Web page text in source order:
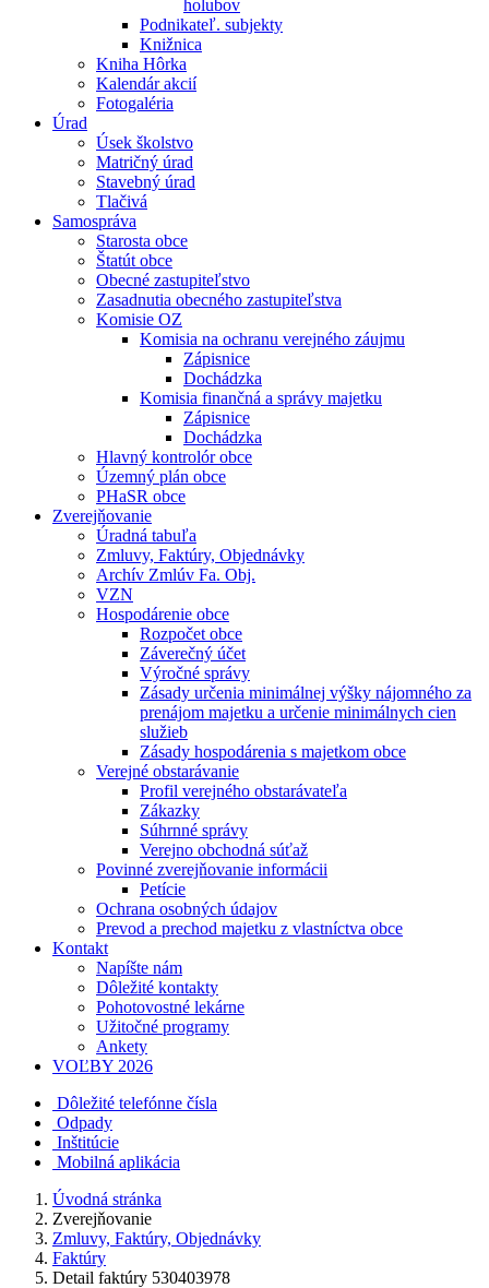
holubov
Podnikateľ. subjekty
Knižnica
Kniha Hôrka
Kalendár akcií
Fotogaléria
Úrad
Úsek školstvo
Matričný úrad
Stavebný úrad
Tlačivá
Samospráva
Starosta obce
Štatút obce
Obecné zastupiteľstvo
Zasadnutia obecného zastupiteľstva
Komisie OZ
Komisia na ochranu verejného záujmu
Zápisnice
Dochádzka
Komisia finančná a správy majetku
Zápisnice
Dochádzka
Hlavný kontrolór obce
Územný plán obce
PHaSR obce
Zverejňovanie
Úradná tabuľa
Zmluvy, Faktúry, Objednávky
Archív Zmlúv Fa. Obj.
VZN
Hospodárenie obce
Rozpočet obce
Záverečný účet
Výročné správy
Zásady určenia minimálnej výšky nájomného za
prenájom majetku a určenie minimálnych cien
služieb
Zásady hospodárenia s majetkom obce
Verejné obstarávanie
Profil verejného obstarávateľa
Zákazky
Súhrnné správy
Verejno obchodná súťaž
Povinné zverejňovanie informácii
Petície
Ochrana osobných údajov
Prevod a prechod majetku z vlastníctva obce
Kontakt
Napíšte nám
Dôležité kontakty
Pohotovostné lekárne
Užitočné programy
Ankety
VOĽBY 2026
Dôležité telefónne čísla
Odpady
Inštitúcie
Mobilná aplikácia
Úvodná stránka
Zverejňovanie
Zmluvy, Faktúry, Objednávky
Faktúry
Detail faktúry 530403978